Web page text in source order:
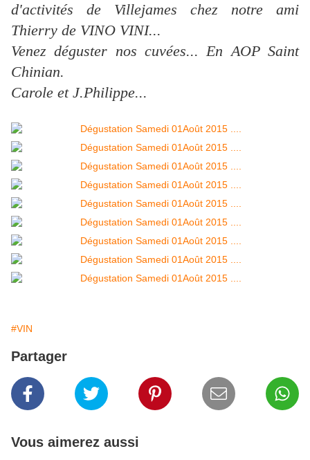
d'activités de Villejames chez notre ami
Thierry de VINO VINI...
Venez déguster nos cuvées... En AOP Saint
Chinian.
Carole et J.Philippe...
#VIN
Partager
Vous aimerez aussi